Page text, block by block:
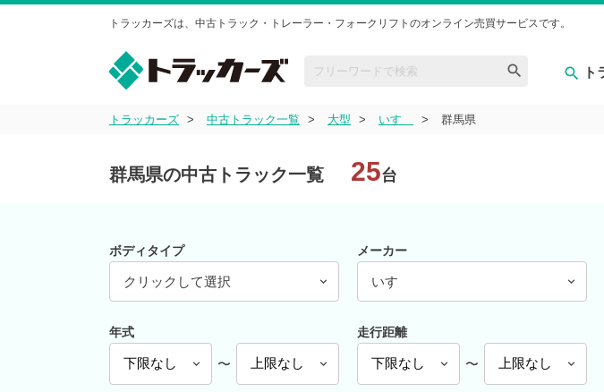
トラッカーズは、中古トラック・トレーラー・フォークリフトのオンライン売買サービスです。
ト
トラッカーズ 中古トラック一覧 大型 いすゞ 群馬県
群馬県の中古トラック一覧 25台
ボディタイプ
クリックして選択
メーカー
いすゞ
年式
〜
走行距離
〜